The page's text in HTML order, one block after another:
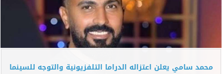
محمد سامي يعلن اعتزاله الدراما التلفزيونية والتوجه للسينما